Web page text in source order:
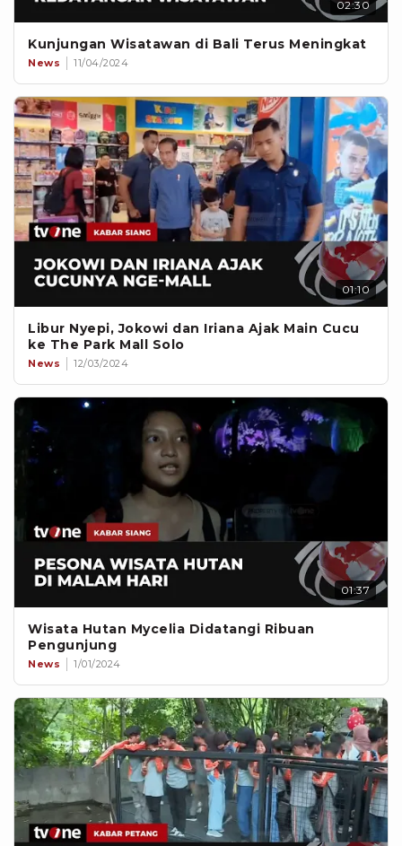
02:30
Kunjungan Wisatawan di Bali Terus Meningkat
News 11/04/2024
01:10
Libur Nyepi, Jokowi dan Iriana Ajak Main Cucu
ke The Park Mall Solo
News 12/03/2024
01:37
Wisata Hutan Mycelia Didatangi Ribuan
Pengunjung
News 1/01/2024